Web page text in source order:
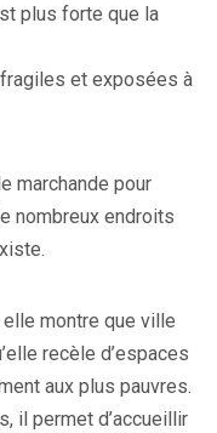
plus forte que la
et exposées à
marchande pour
nombreux endroits
montre que ville
recèle d’espaces
aux plus pauvres.
il permet d’accueillir